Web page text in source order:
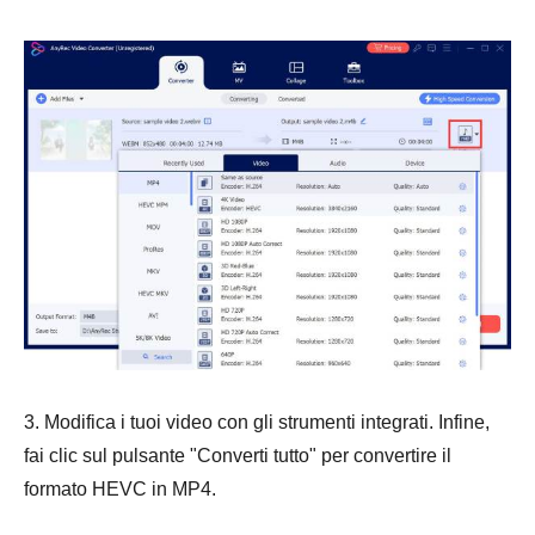
3. Modifica i tuoi video con gli strumenti integrati. Infine,
fai clic sul pulsante "Converti tutto" per convertire il
formato HEVC in MP4.